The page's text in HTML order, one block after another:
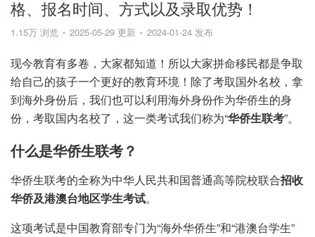
格、报名时间、方式以及录取优势！
1.15万 浏览 2025-05-29 更新 2024-01-24 发布
现今教育有多卷，大家都知道！所以大家拼命移民都是争取
给自己的孩子一个更好的教育环境！除了考取国外名校，拿
到海外身份后，我们也可以利用海外身份作为华侨生的身
份，考取国内名校了，这一类考试我们称为“华侨生联考”。
什么是华侨生联考？
华侨生联考的全称为中华人民共和国普通高等院校联合招收
华侨及港澳台地区学生考试。
这项考试是中国教育部专门为“海外华侨生”和“港澳台学生”